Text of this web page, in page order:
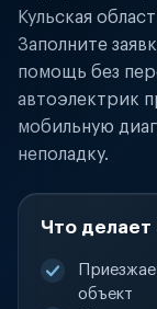
Кульская
Заполните
помощь без
автоэлектрик
мобильную
неполадку.
Что
объект